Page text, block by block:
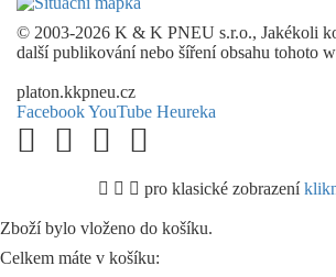
© 2003-2026 K & K PNEU s.r.o., Jakékoli
další publikování nebo šíření obsahu tohoto
platon.kkpneu.cz
FacebookYouTube Heureka
pro klasické zobrazení
Zboží bylo vloženo do košíku.
Celkem máte v košíku: